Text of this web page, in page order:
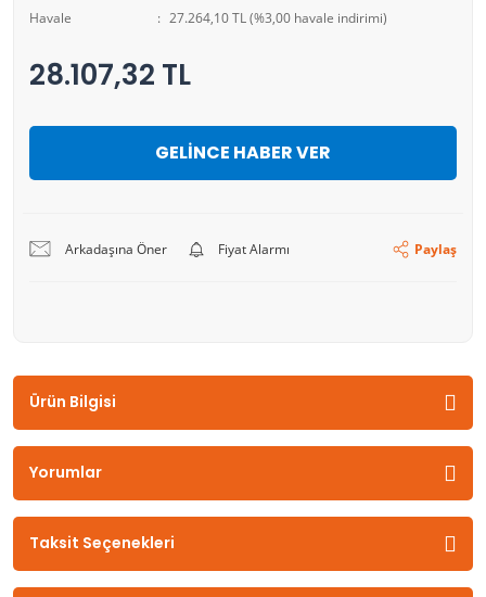
Havale
27.264,10 TL (%3,00 havale indirimi)
28.107,32 TL
GELİNCE HABER VER
Arkadaşına Öner Fiyat Alarmı Paylaş
Ürün Bilgisi
Yorumlar
Taksit Seçenekleri